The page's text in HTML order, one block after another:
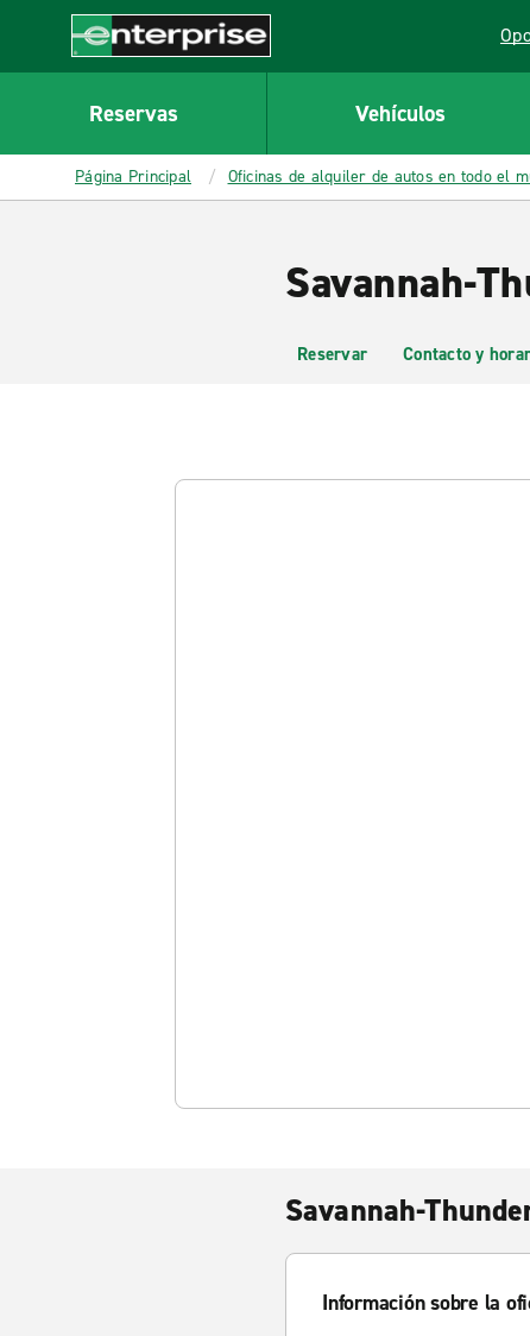
CONTENT
Enterprise
Reservas Vehículos
Página Principal Oficinas de alquiler de autos en todo el
Savannah-
Reservar Contacto y
Savannah-
Información sobre la